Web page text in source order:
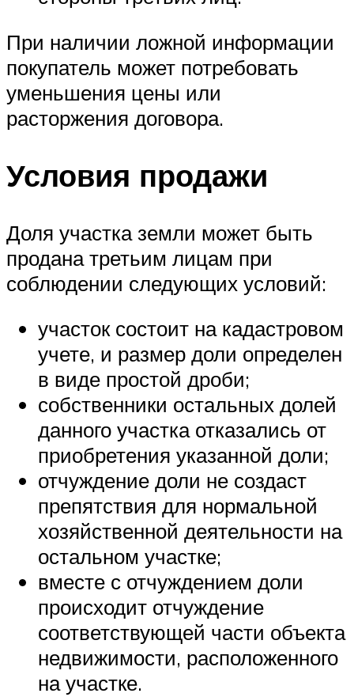
При наличии ложной информации
покупатель может потребовать
уменьшения цены или
расторжения договора.
Условия продажи
Доля участка земли может быть
продана третьим лицам при
соблюдении следующих условий:
участок состоит на кадастровом
учете, и размер доли определен
в виде простой дроби;
собственники остальных долей
данного участка отказались от
приобретения указанной доли;
отчуждение доли не создаст
препятствия для нормальной
хозяйственной деятельности на
остальном участке;
вместе с отчуждением доли
происходит отчуждение
соответствующей части объекта
недвижимости, расположенного
на участке.